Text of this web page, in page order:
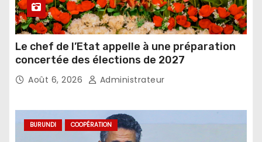
Le chef de l’Etat appelle à une préparation
concertée des élections de 2027
Août 6, 2026 Administrateur
BURUNDI COOPÉRATION